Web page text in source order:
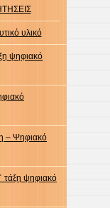
υλικό
ψηφιακό
– Ψηφιακό
τάξη ψηφιακό